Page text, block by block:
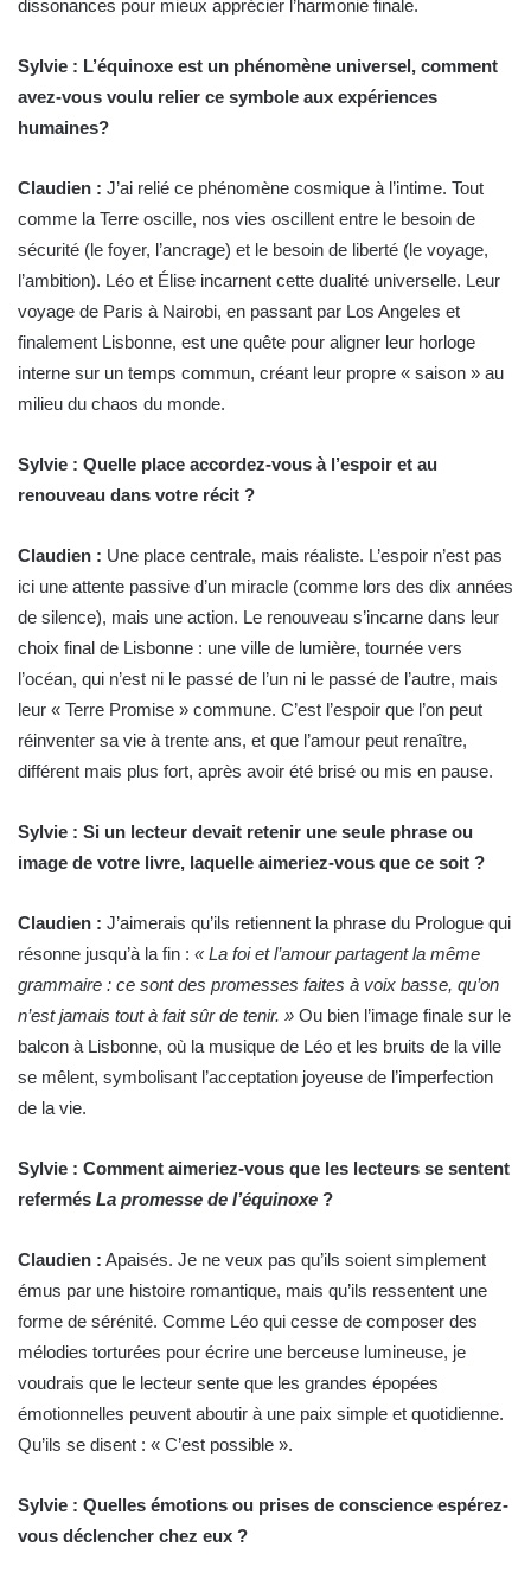
dissonances pour mieux apprécier l’harmonie finale.
Sylvie : L’équinoxe est un phénomène universel, comment
avez-vous voulu relier ce symbole aux expériences
humaines?
Claudien : J’ai relié ce phénomène cosmique à l’intime. Tout
comme la Terre oscille, nos vies oscillent entre le besoin de
sécurité (le foyer, l’ancrage) et le besoin de liberté (le voyage,
l’ambition). Léo et Élise incarnent cette dualité universelle. Leur
voyage de Paris à Nairobi, en passant par Los Angeles et
finalement Lisbonne, est une quête pour aligner leur horloge
interne sur un temps commun, créant leur propre « saison » au
milieu du chaos du monde.
Sylvie : Quelle place accordez-vous à l’espoir et au
renouveau dans votre récit ?
Claudien : Une place centrale, mais réaliste. L’espoir n’est pas
ici une attente passive d’un miracle (comme lors des dix années
de silence), mais une action. Le renouveau s’incarne dans leur
choix final de Lisbonne : une ville de lumière, tournée vers
l’océan, qui n’est ni le passé de l’un ni le passé de l’autre, mais
leur « Terre Promise » commune. C’est l’espoir que l’on peut
réinventer sa vie à trente ans, et que l’amour peut renaître,
différent mais plus fort, après avoir été brisé ou mis en pause.
Sylvie : Si un lecteur devait retenir une seule phrase ou
image de votre livre, laquelle aimeriez-vous que ce soit ?
Claudien : J’aimerais qu’ils retiennent la phrase du Prologue qui
résonne jusqu’à la fin : « La foi et l’amour partagent la même
grammaire : ce sont des promesses faites à voix basse, qu’on
n’est jamais tout à fait sûr de tenir. » Ou bien l’image finale sur le
balcon à Lisbonne, où la musique de Léo et les bruits de la ville
se mêlent, symbolisant l’acceptation joyeuse de l’imperfection
de la vie.
Sylvie : Comment aimeriez-vous que les lecteurs se sentent
refermés La promesse de l’équinoxe ?
Claudien : Apaisés. Je ne veux pas qu’ils soient simplement
émus par une histoire romantique, mais qu’ils ressentent une
forme de sérénité. Comme Léo qui cesse de composer des
mélodies torturées pour écrire une berceuse lumineuse, je
voudrais que le lecteur sente que les grandes épopées
émotionnelles peuvent aboutir à une paix simple et quotidienne.
Qu’ils se disent : « C’est possible ».
Sylvie : Quelles émotions ou prises de conscience espérez-
vous déclencher chez eux ?